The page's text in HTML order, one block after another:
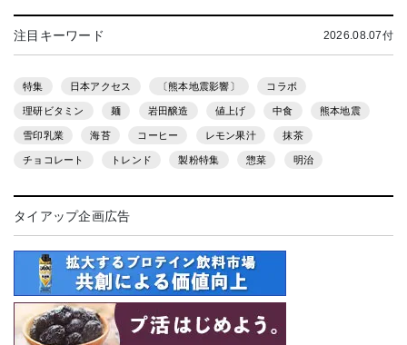
注目キーワード 2026.08.07付
特集 日本アクセス 〔熊本地震影響〕 コラボ
理研ビタミン 麺 岩田醸造 値上げ 中食 熊本地震
雪印乳業 海苔 コーヒー レモン果汁 抹茶
チョコレート トレンド 製粉特集 惣菜 明治
タイアップ企画広告